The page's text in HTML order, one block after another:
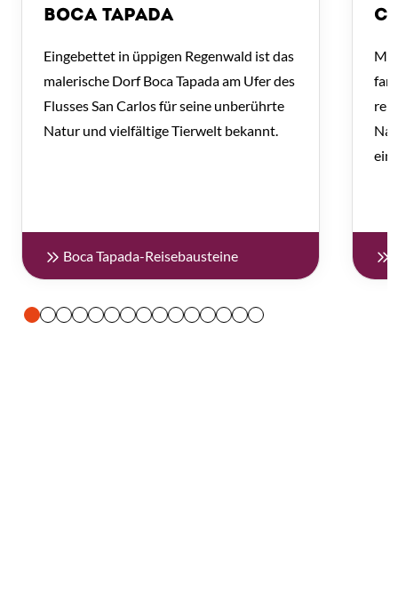
BOCA TAPADA
Eingebettet in üppigen Regenwald ist das
malerische Dorf Boca Tapada am Ufer des
Flusses San Carlos für seine unberührte
Natur und vielfältige Tierwelt bekannt.
Boca Tapada-Reisebausteine
Mit